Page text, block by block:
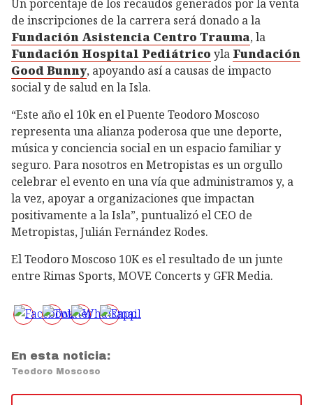
Un porcentaje de los recaudos generados por la venta
de inscripciones de la carrera será donado a la
Fundación Asistencia Centro Trauma, la
Fundación Hospital Pediátrico yla Fundación
Good Bunny, apoyando así a causas de impacto
social y de salud en la Isla.
“Este año el 10k en el Puente Teodoro Moscoso
representa una alianza poderosa que une deporte,
música y conciencia social en un espacio familiar y
seguro. Para nosotros en Metropistas es un orgullo
celebrar el evento en una vía que administramos y, a
la vez, apoyar a organizaciones que impactan
positivamente a la Isla”, puntualizó el CEO de
Metropistas, Julián Fernández Rodes.
El Teodoro Moscoso 10K es el resultado de un junte
entre Rimas Sports, MOVE Concerts y GFR Media.
En esta noticia:
Teodoro Moscoso